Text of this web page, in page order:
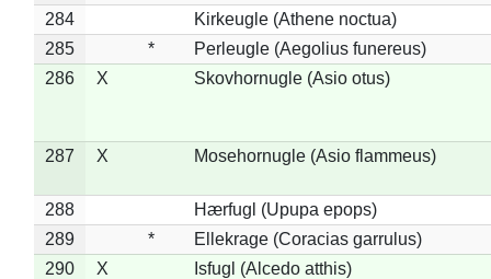
284
Kirkeugle (Athene noctua)
285
*
Perleugle (Aegolius funereus)
286
X Skovhornugle (Asio otus)
287 X Mosehornugle (Asio flammeus)
288
Hærfugl (Upupa epops)
289
*
Ellekrage (Coracias garrulus)
290
X Isfugl (Alcedo atthis)